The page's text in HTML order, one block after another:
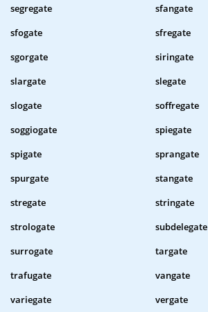
segregate
sfangate
sfogate
sfregate
sgorgate
siringate
slargate
slegate
slogate
soffregate
soggiogate
spiegate
spigate
sprangate
spurgate
stangate
stregate
stringate
strologate
subdelegate
surrogate
targate
trafugate
vangate
variegate
vergate